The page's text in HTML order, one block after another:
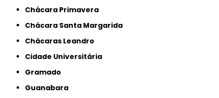
Chácara Primavera
Chácara Santa Margarida
Chácaras Leandro
Cidade Universitária
Gramado
Guanabara